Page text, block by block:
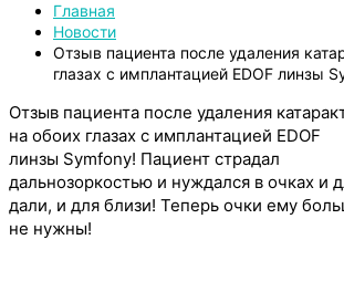
Главная
Новости
Отзыв пациента после удаления
глазах с имплантацией EDOF линзы
Отзыв пациента после удаления
на обоих глазах с имплантацией EDOF
линзы Symfony! Пациент страдал
дальнозоркостью и нуждался в очках и
дали, и для близи! Теперь очки ему
не нужны!